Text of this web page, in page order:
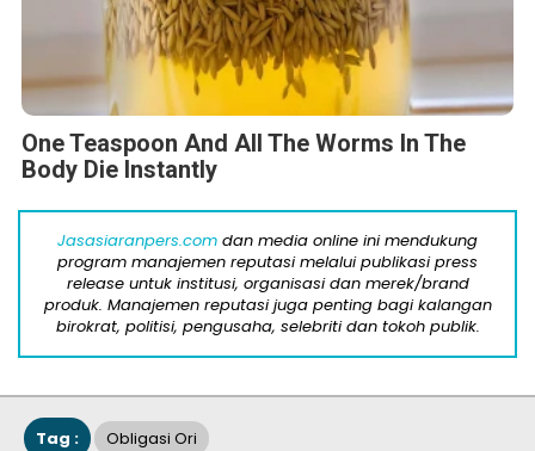
One Teaspoon And All The Worms In The
Body Die Instantly
Jasasiaranpers.com dan media online ini mendukung
program manajemen reputasi melalui publikasi press
release untuk institusi, organisasi dan merek/brand
produk. Manajemen reputasi juga penting bagi kalangan
birokrat, politisi, pengusaha, selebriti dan tokoh publik.
Tag : Obligasi Ori